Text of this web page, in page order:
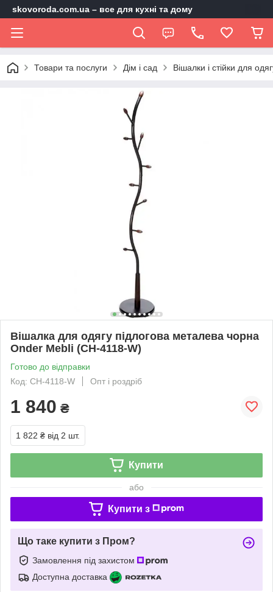
skovoroda.com.ua – все для кухні та дому
Товари та послуги Дім і сад Вішалки і стійки для
Вішалка для одягу підлогова металева чорна
Onder Mebli (CH-4118-W)
Готово до відправки
Код: CH-4118-W
Опт і роздріб
1 840 ₴
1 822 ₴ від 2 шт.
Купити
або
Купити з
Що таке купити з Пром?
Замовлення під захистом
Доступна доставка